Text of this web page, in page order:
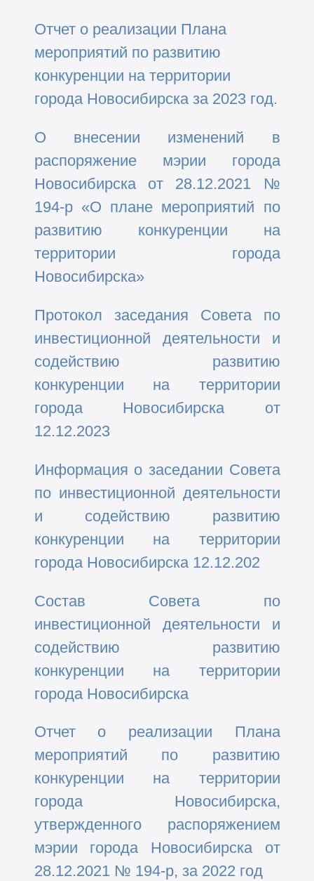
Отчет о реализации Плана
мероприятий по развитию
конкуренции на территории
города Новосибирска за 2023 год.
О внесении изменений в
распоряжение мэрии города
Новосибирска от 28.12.2021 №
194-р «О плане мероприятий по
развитию конкуренции на
территории города
Новосибирска»
Протокол заседания Совета по
инвестиционной деятельности и
содействию развитию
конкуренции на территории
города Новосибирска от
12.12.2023
Информация о заседании Совета
по инвестиционной деятельности
и содействию развитию
конкуренции на территории
города Новосибирска 12.12.202
Состав Совета по
инвестиционной деятельности и
содействию развитию
конкуренции на территории
города Новосибирска
Отчет о реализации Плана
мероприятий по развитию
конкуренции на территории
города Новосибирска,
утвержденного распоряжением
мэрии города Новосибирска от
28.12.2021 № 194-р, за 2022 год